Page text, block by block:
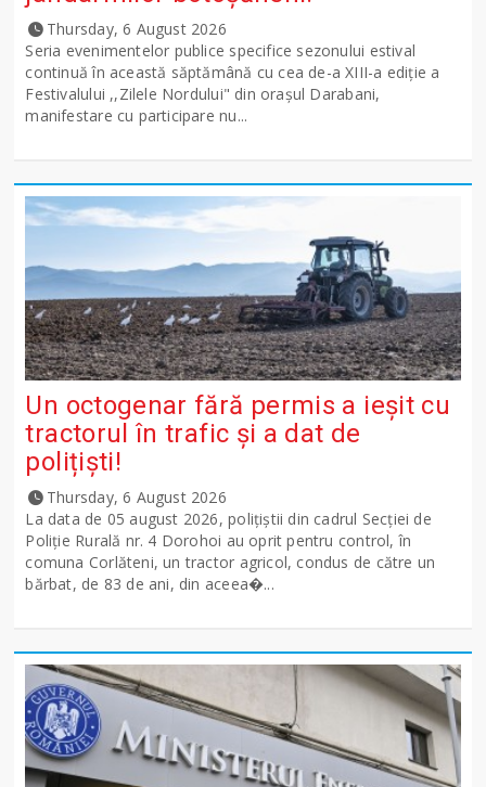
Thursday, 6 August 2026
Seria evenimentelor publice specifice sezonului estival
continuă în această săptămână cu cea de-a XIII-a ediție a
Festivalului ,,Zilele Nordului" din orașul Darabani,
manifestare cu participare nu...
Un octogenar fără permis a ieșit cu
tractorul în trafic și a dat de
polițiști!
Thursday, 6 August 2026
La data de 05 august 2026, polițiștii din cadrul Secției de
Poliție Rurală nr. 4 Dorohoi au oprit pentru control, în
comuna Corlăteni, un tractor agricol, condus de către un
bărbat, de 83 de ani, din aceea�...